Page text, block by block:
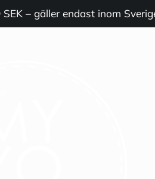
– gäller endast inom